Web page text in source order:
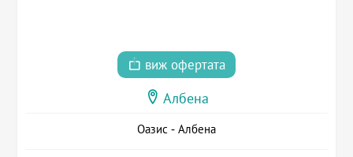
виж офертата
Албена
Оазис - Албена